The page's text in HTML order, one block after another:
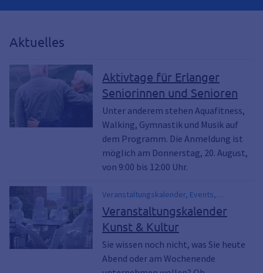
Aktuelles
Aktivtage für Erlanger
Seniorinnen und Senioren
Unter anderem stehen Aquafitness,
Walking, Gymnastik und Musik auf
dem Programm. Die Anmeldung ist
möglich am Donnerstag, 20. August,
von 9:00 bis 12:00 Uhr.
Veranstaltungskalender, Events,
Stadtmuseum, Theater, Stadtbibliothek,
Kunstpalais, Figurentheater Festival,
Figuren.Theater.Festival, Figuren-Theater-
Festival, Internationaler Comic Salon,
Comic-Salon, VHS, Jugendkunstschule,
Volkshochschule
Veranstaltungskalender
Kunst & Kultur
Sie wissen noch nicht, was Sie heute
Abend oder am Wochenende